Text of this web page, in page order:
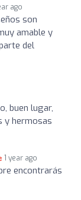
ago
son
amable y
del
buen lugar,
y hermosas
1 year ago
encontrarás